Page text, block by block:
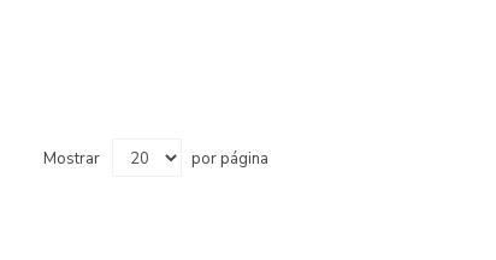
Mostrar por página